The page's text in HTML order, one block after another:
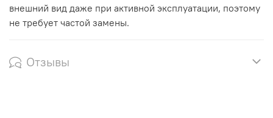
внешний вид даже при активной эксплуатации, поэтому
не требует частой замены.
Отзывы